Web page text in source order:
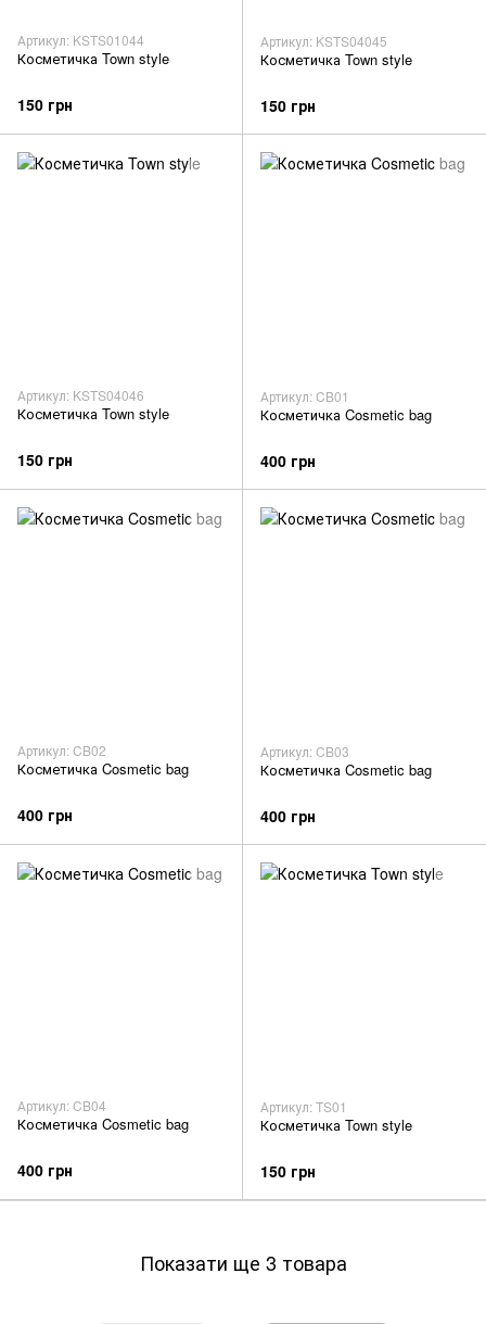
Артикул: KSTS01044
Косметичка Town style
150 грн
Артикул: KSTS04045
Косметичка Town style
150 грн
Артикул: KSTS04046
Косметичка Town style
150 грн
Артикул: CB01
Косметичка Cosmetic bag
400 грн
Артикул: CB02
Косметичка Cosmetic bag
400 грн
Артикул: CB03
Косметичка Cosmetic bag
400 грн
Артикул: CB04
Косметичка Cosmetic bag
400 грн
Артикул: TS01
Косметичка Town style
150 грн
Показати ще 3 товара